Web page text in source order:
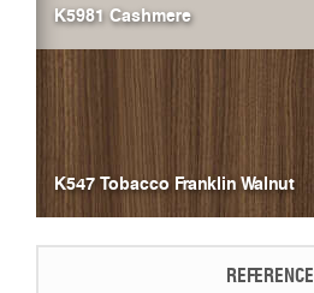
K5981 Cashmere
K547 Tobacco Franklin Walnut
REFERENCE